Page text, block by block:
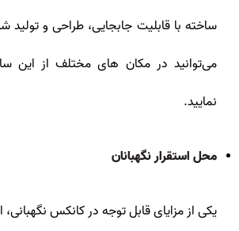
ساخته با قابلیت جابجایی، طراحی و تولید
می‌توانید در مکان‌ های مختلف از این
نمایید.
محل استقرار نگهبانان
یکی از مزایای قابل توجه در کانکس